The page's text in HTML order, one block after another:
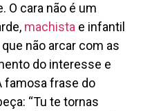
O cara não é um
machista e infantil
não arcar com as
do interesse e
famosa frase do
“Tu te tornas